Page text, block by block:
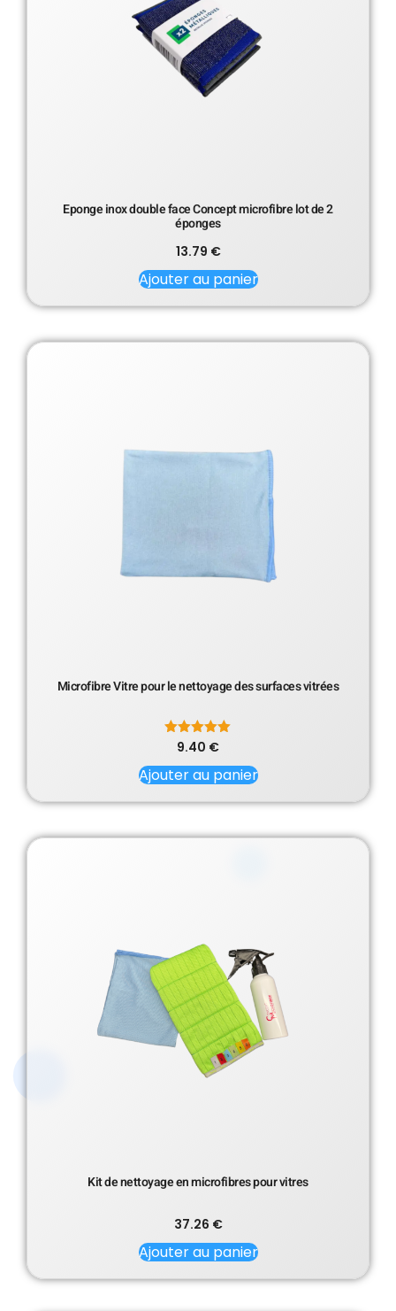
Eponge inox double face Concept microfibre lot de 2
éponges
13.79 €
Ajouter au panier
Microfibre Vitre pour le nettoyage des surfaces vitrées
Note
sur 5
9.40 €
Ajouter au panier
Kit de nettoyage en microfibres pour vitres
37.26 €
Ajouter au panier